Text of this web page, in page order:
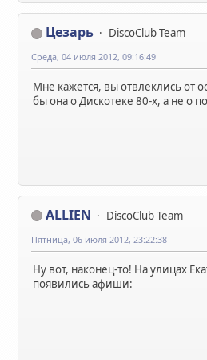
Цезарь
DiscoClub Team
Среда, 04 июля 2012, 09:16:49
Мне кажется, вы отвлеклись от
бы она о Дискотеке 80-х, а не о
ALLIEN
DiscoClub Team
Пятница, 06 июля 2012, 23:22:38
Ну вот, наконец-то! На улицах
появились афиши: